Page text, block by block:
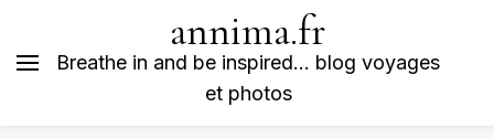
annima.fr
Breathe in and be inspired… blog voyages
et photos